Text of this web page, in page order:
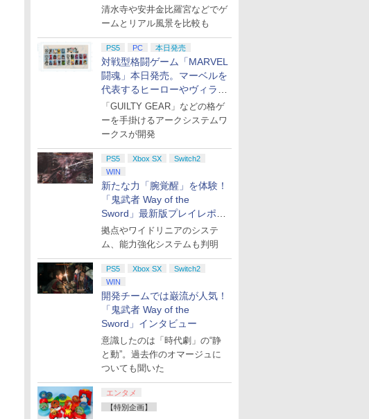
を目撃！
清水寺や安井金比羅宮などでゲ
ームとリアル風景を比較も
PS5 PC 本日発売
対戦型格闘ゲーム「MARVEL
闘魂」本日発売。マーベルを
代表するヒーローやヴィラン
たちが登場
「GUILTY GEAR」などの格ゲ
ーを手掛けるアークシステムワ
ークスが開発
PS5 Xbox SX
Switch2
WIN
新たな力「腕覚醒」を体験！
「鬼武者 Way of the
Sword」最新版プレイレポー
ト
拠点やワイドリニアのシステ
ム、能力強化システムも判明
PS5 Xbox SX
Switch2
WIN
開発チームでは巌流が人気！
「鬼武者 Way of the
Sword」インタビュー
意識したのは「時代劇」の“静
と動”。過去作のオマージュに
ついても聞いた
エンタメ
【特別企画】